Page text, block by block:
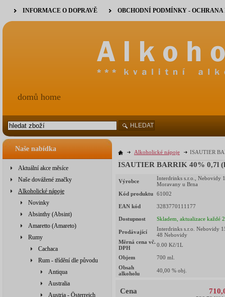
Naše nabídka
Aktuální akce měsíce
Naše dovážené značky
Alkoholické nápoje
Novinky
Absinthy (Absint)
Amaretto (Amareto)
Rumy
Cachaca
Rum - třídění dle původu
Antiqua
Australia
Austria - Österreich
Alkoholické nápoje ISAUTIER
ISAUTIER BARRIK 40% 0,7l
Výrobce
Interdrinks s.r.o., Nebovidy
Moravany u Brna
Kód produktu 61002
EAN kód 3283770111177
Dostupnost Skladem, aktualizace každé
Prodávající
Interdrinks s.r.o. Nebovidy
48 Nebovidy
Měrná cena vč.
DPH
0.00 Kč/1L
Objem 700 ml.
Obsah
alkoholu
40,00 % obj.
Cena
INFORMACE O DOPRAVĚ OBCHODNÍ PODMÍNKY -
domů home
HLEDAT